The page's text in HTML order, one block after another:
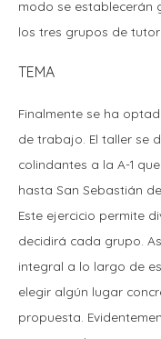
modo se establecerán
los tres grupos de
TEMA
Finalmente se ha
de trabajo. El taller se
colindantes a la A-1
hasta San Sebastián
Este ejercicio permite
decidirá cada grupo.
integral a lo largo de
elegir algún lugar
propuesta.